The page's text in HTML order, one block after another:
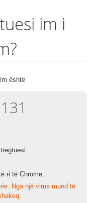
im i
është
ri të Chrome.
Nga një virus mund të